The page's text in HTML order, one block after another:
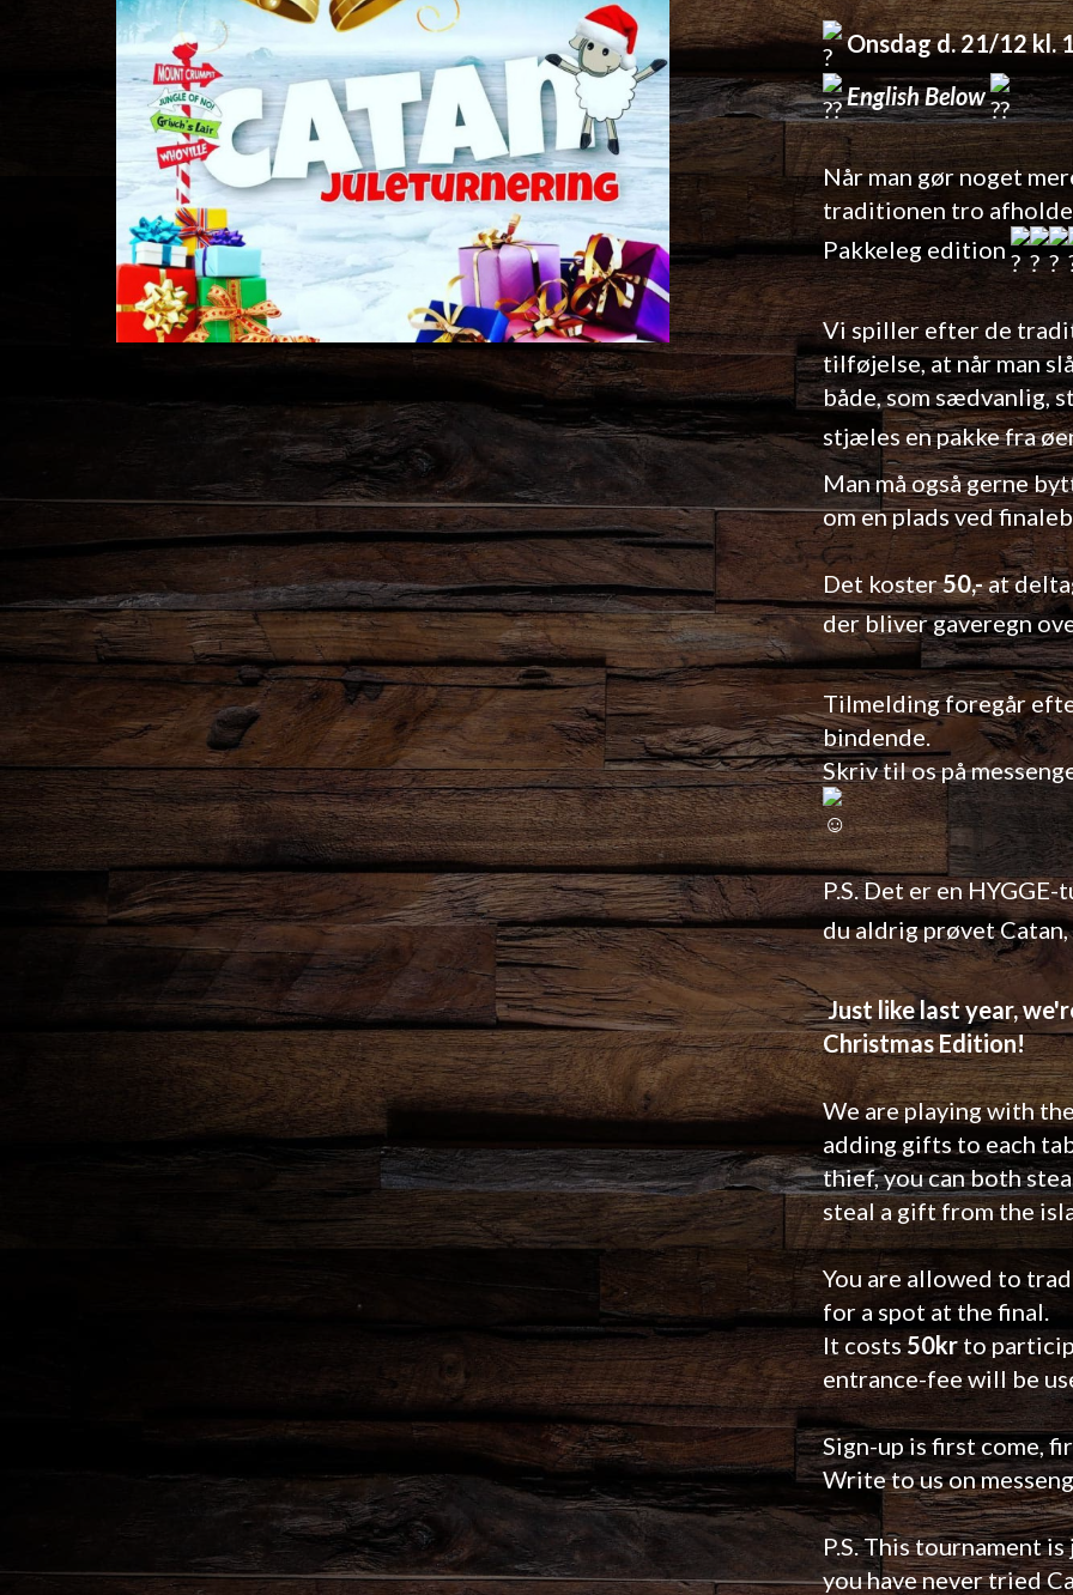
Onsdag d. 21/12 kl.
English Below
Når man gør noget
traditionen tro
Pakkeleg edition
Vi spiller efter de
tilføjelse, at når man
både, som sædvanlig,
stjæles en pakke fra
Man må også gerne
om en plads ved
Det koster50,-at
der bliver gaveregn
Tilmelding foregår
bindende.
Skriv til os på
P.S. Det er en
du aldrig prøvet
Just like last year,
Christmas Edition!
We are playing with
adding gifts to each
thief, you can both
steal a gift from the
You are allowed to
for a spot at the final.
It costs50krto
entrance-fee will be
Sign-up is first come,
Write to us on
P.S. This tournament
you have never tried